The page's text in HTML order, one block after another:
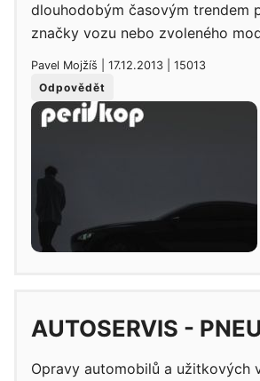
dlouhodobým časovým trendem
značky vozu nebo zvoleného
Pavel Mojžíš | 17.12.2013 | 15013
Odpovědět
AUTOSERVIS -
Opravy automobilů a užitkových